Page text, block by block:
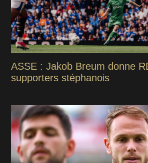
ASSE : Jakob Breum donne
supporters stéphanois